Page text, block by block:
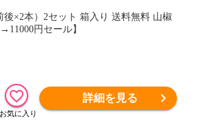
×2本）2セット 箱入り 送料無料 山椒
円セール】
詳細を見る